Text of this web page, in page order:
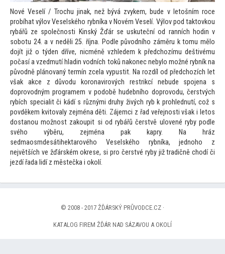
Nové Veselí / Trochu jinak, než bývá zvykem, bude v letošním roce
probíhat výlov Veselského rybníka v Novém Veselí. Výlov pod taktovkou
rybářů ze společnosti Kinský Žďár se uskuteční od ranních hodin v
sobotu 24. a v neděli 25. října. Podle původního záměru ktomu mělo
dojít již o týden dříve, nicméně vzhledem k předchozímu deštivému
počasí a vzedmutí hladin vodních toků nakonec nebylo možné rybník na
původně plánovaný termín zcela vypustit. Na rozdíl od předchozích let
však akce z důvodu koronavirových restrikcí nebude spojena s
doprovodným programem v podobě hudebního doprovodu, čerstvých
rybích specialit či kádí s různými druhy živých ryb k prohlednutí, což s
povděkem kvitovaly zejména děti. Zájemci z řad veřejnosti však i letos
dostanou možnost zakoupit si od rybářů čerstvě ulovené ryby podle
svého výběru, zejména pak kapry. Na hráz
sedmaosmdesátihektarového Veselského rybníka, jednoho z
největších ve žďárském okrese, si pro čerstvé ryby již tradičně chodí či
jezdí řada lidí z městečka i okolí.
© 2008 - 2017 ŽĎÁRSKÝ PRŮVODCE.CZ ·
KATALOG FIREM ŽĎÁR NAD SÁZAVOU A OKOLÍ